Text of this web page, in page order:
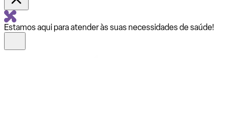
Estamos aqui para atender às suas necessidades de saúde!